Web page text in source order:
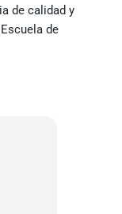
de calidad y
de